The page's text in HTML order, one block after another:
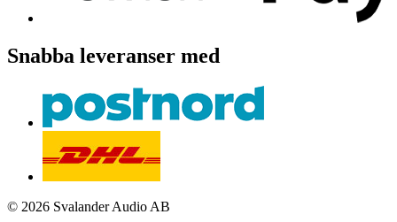
Snabba leveranser med
© 2026 Svalander Audio AB